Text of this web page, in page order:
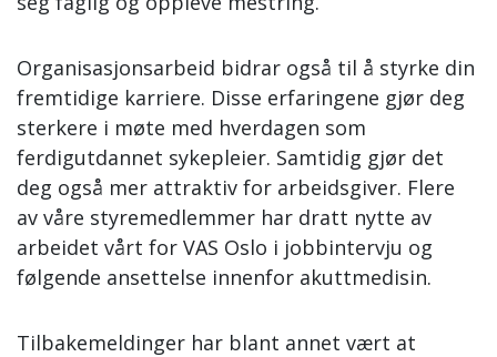
Organisasjonsarbeid bidrar også til å styrke din
fremtidige karriere. Disse erfaringene gjør deg
sterkere i møte med hverdagen som
ferdigutdannet sykepleier. Samtidig gjør det
deg også mer attraktiv for arbeidsgiver. Flere
av våre styremedlemmer har dratt nytte av
arbeidet vårt for VAS Oslo i jobbintervju og
følgende ansettelse innenfor akuttmedisin.
Tilbakemeldinger har blant annet vært at